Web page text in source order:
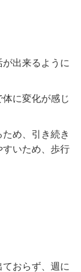
出来るように
に変化が感じ
め、引き続き
すいため、歩行
おらず、週に